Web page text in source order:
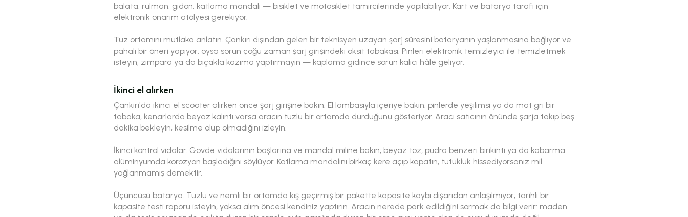
balata, rulman, gidon, katlama mandalı — bisiklet ve motosiklet tamircilerinde yapılabiliyor. Kart ve batarya tarafı için
elektronik onarım atölyesi gerekiyor.
Tuz ortamını mutlaka anlatın. Çankırı dışından gelen bir teknisyen uzayan şarj süresini bataryanın yaşlanmasına bağlıyor ve
pahalı bir öneri yapıyor; oysa sorun çoğu zaman şarj girişindeki oksit tabakası. Pinleri elektronik temizleyici ile temizletmek
isteyin, zımpara ya da bıçakla kazıma yaptırmayın — kaplama gidince sorun kalıcı hâle geliyor.
İkinci el alırken
Çankırı'da ikinci el scooter alırken önce şarj girişine bakın. El lambasıyla içeriye bakın: pinlerde yeşilimsi ya da mat gri bir
tabaka, kenarlarda beyaz kalıntı varsa aracın tuzlu bir ortamda durduğunu gösteriyor. Aracı satıcının önünde şarja takıp beş
dakika bekleyin, kesilme olup olmadığını izleyin.
İkinci kontrol vidalar. Gövde vidalarının başlarına ve mandal miline bakın; beyaz toz, pudra benzeri birikinti ya da kabarma
alüminyumda korozyon başladığını söylüyor. Katlama mandalını birkaç kere açıp kapatın, tutukluk hissediyorsanız mil
yağlanmamış demektir.
Üçüncüsü batarya. Tuzlu ve nemli bir ortamda kış geçirmiş bir pakette kapasite kaybı dışarıdan anlaşılmıyor; tarihli bir
kapasite testi raporu isteyin, yoksa alım öncesi kendiniz yaptırın. Aracın nerede park edildiğini sormak da bilgi verir: maden